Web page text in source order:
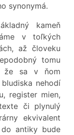
synonymá.
kameň
v toľkých
až človeku
tomu
že sa v ňom
nehodí
register mien,
či plynulý
ekvivalent
antiky bude